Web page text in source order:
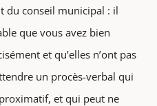
du conseil municipal : il
que vous avez bien
et qu’elles n’ont pas
un procès-verbal qui
et qui peut ne